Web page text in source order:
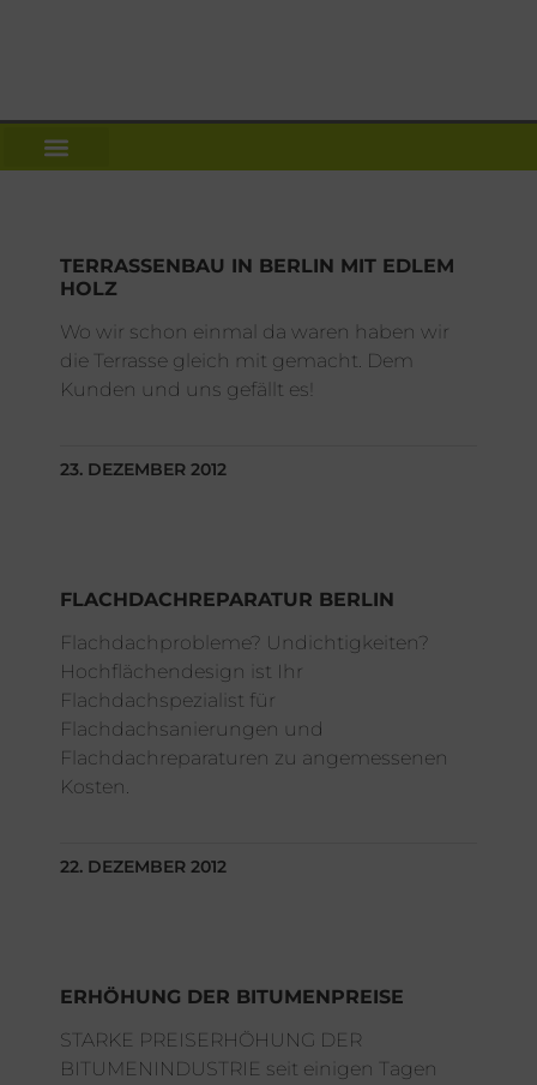
TERRASSENBAU IN BERLIN MIT EDLEM
HOLZ
Wo wir schon einmal da waren haben wir
die Terrasse gleich mit gemacht. Dem
Kunden und uns gefällt es!
23. DEZEMBER 2012
FLACHDACHREPARATUR BERLIN
Flachdachprobleme? Undichtigkeiten?
Hochflächendesign ist Ihr
Flachdachspezialist für
Flachdachsanierungen und
Flachdachreparaturen zu angemessenen
Kosten.
22. DEZEMBER 2012
ERHÖHUNG DER BITUMENPREISE
STARKE PREISERHÖHUNG DER
BITUMENINDUSTRIE seit einigen Tagen